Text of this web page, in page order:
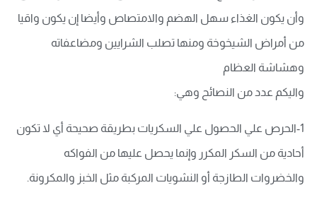
وأن يكون الغذاء سهل الهضم والامتصاص وأيضا إن يكون واقيا
من أمراض الشيخوخة ومنها تصلب الشرايين ومضاعفاته
وهشاشة العظام
واليكم عدد من النصائح وهي:
1-الحرص علي الحصول علي السكريات بطريقة صحيحة أي لا تكون
أحادية من السكر المكرر وإنما يحصل عليها من الفواكه
والخضروات الطازجة أو النشويات المركبة مثل الخبز والمكرونة.